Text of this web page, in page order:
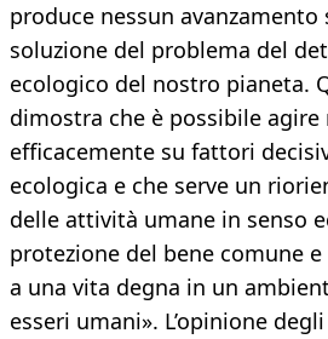
produce nessun
soluzione del problema del
ecologico del nostro pianeta.
dimostra che è possibile
efficacemente su fattori
ecologica e che serve un
delle attività umane in senso
protezione del bene comune
a una vita degna in un
esseri umani». L’opinione